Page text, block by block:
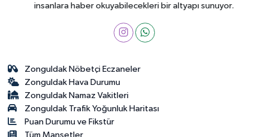
insanlara haber okuyabilecekleri bir altyapı sunuyor.
Zonguldak Nöbetçi Eczaneler
Zonguldak Hava Durumu
Zonguldak Namaz Vakitleri
Zonguldak Trafik Yoğunluk Haritası
Puan Durumu ve Fikstür
Tüm Manşetler